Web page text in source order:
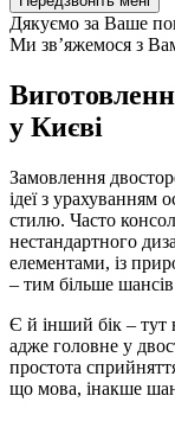
Дякуємо за Ваше
Ми зв’яжемося з
у Києві
Замовлення
ідеї з урахуванням
стилю. Часто
нестандартного
елементами, із
– тим більше
Є й інший бік – тут
адже головне у
простота
що мова, інакше